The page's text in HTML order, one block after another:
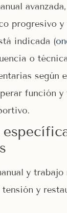
progresivo y
indicada (
o
según
función
y
y